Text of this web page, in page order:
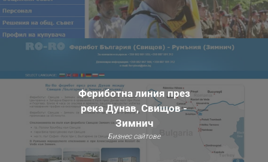
Фериботна линия през
река Дунав, Свищов -
Зимнич
Бизнес сайтове